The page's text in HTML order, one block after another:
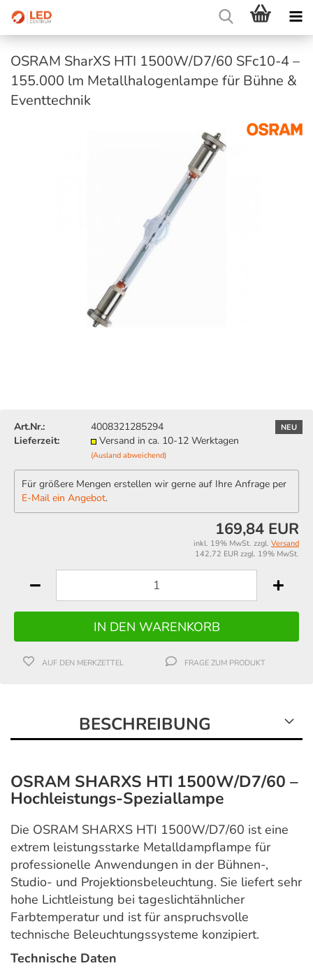
OSRAM SharXS HTI 1500W/D7/60 SFc10-4 –
155.000 lm Metallhalogenlampe für Bühne &
Eventtechnik
NEU
Art.Nr.:
4008321285294
Lieferzeit:
Versand in ca. 10-12 Werktagen
(Ausland abweichend)
Für größere Mengen erstellen wir gerne auf Ihre Anfrage per
E-Mail ein Angebot.
169,84 EUR
inkl. 19% MwSt. zzgl. Versand
142,72 EUR zzgl. 19% MwSt.
AUF DEN MERKZETTEL FRAGE ZUM PRODUKT
BESCHREIBUNG
OSRAM SHARXS HTI 1500W/D7/60 –
Hochleistungs-Speziallampe
Die OSRAM SHARXS HTI 1500W/D7/60 ist eine
extrem leistungsstarke Metalldampflampe für
professionelle Anwendungen in der Bühnen-,
Studio- und Projektionsbeleuchtung. Sie liefert sehr
hohe Lichtleistung bei tageslichtähnlicher
Farbtemperatur und ist für anspruchsvolle
technische Beleuchtungssysteme konzipiert.
Technische Daten